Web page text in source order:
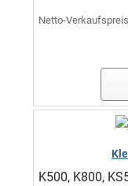
Netto-
K500, K800,